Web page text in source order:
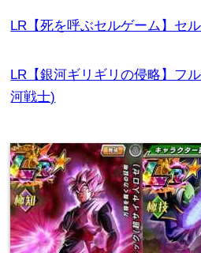
LR【死を呼ぶセルゲーム】セ
LR【銀河ギリギリの侵略】フ
河戦士)